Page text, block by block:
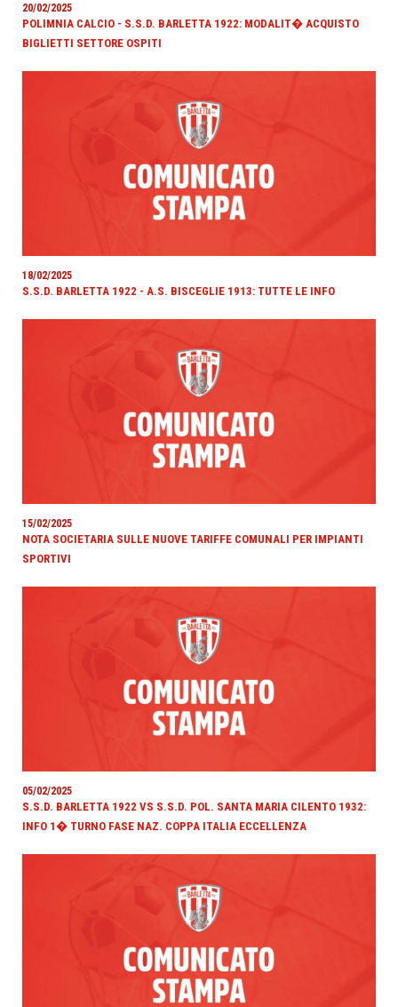
20/02/2025
POLIMNIA CALCIO - S.S.D. BARLETTA 1922: MODALIT� ACQUISTO
BIGLIETTI SETTORE OSPITI
18/02/2025
S.S.D. BARLETTA 1922 - A.S. BISCEGLIE 1913: TUTTE LE INFO
15/02/2025
NOTA SOCIETARIA SULLE NUOVE TARIFFE COMUNALI PER IMPIANTI
SPORTIVI
05/02/2025
S.S.D. BARLETTA 1922 VS S.S.D. POL. SANTA MARIA CILENTO 1932:
INFO 1� TURNO FASE NAZ. COPPA ITALIA ECCELLENZA